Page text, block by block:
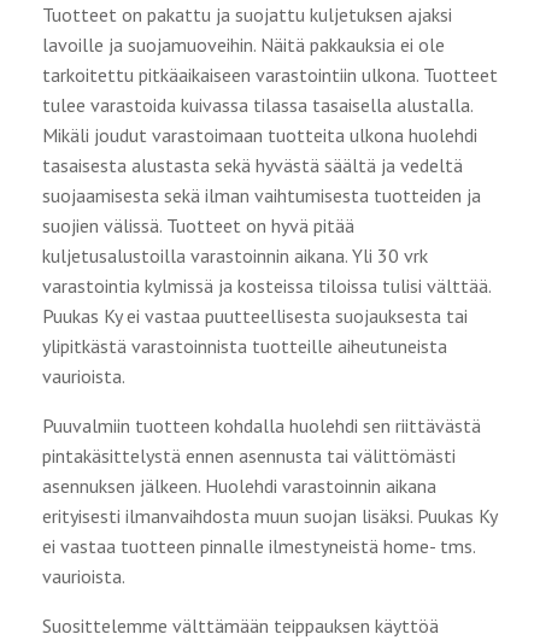
Tuotteet on pakattu ja suojattu kuljetuksen ajaksi
lavoille ja suojamuoveihin. Näitä pakkauksia ei ole
tarkoitettu pitkäaikaiseen varastointiin ulkona. Tuotteet
tulee varastoida kuivassa tilassa tasaisella alustalla.
Mikäli joudut varastoimaan tuotteita ulkona huolehdi
tasaisesta alustasta sekä hyvästä säältä ja vedeltä
suojaamisesta sekä ilman vaihtumisesta tuotteiden ja
suojien välissä. Tuotteet on hyvä pitää
kuljetusalustoilla varastoinnin aikana. Yli 30 vrk
varastointia kylmissä ja kosteissa tiloissa tulisi välttää.
Puukas Ky ei vastaa puutteellisesta suojauksesta tai
ylipitkästä varastoinnista tuotteille aiheutuneista
vaurioista.
Puuvalmiin tuotteen kohdalla huolehdi sen riittävästä
pintakäsittelystä ennen asennusta tai välittömästi
asennuksen jälkeen. Huolehdi varastoinnin aikana
erityisesti ilmanvaihdosta muun suojan lisäksi. Puukas Ky
ei vastaa tuotteen pinnalle ilmestyneistä home- tms.
vaurioista.
Suosittelemme välttämään teippauksen käyttöä